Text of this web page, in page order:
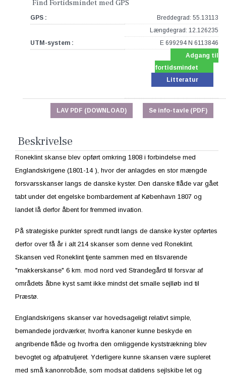
Find Fortidsmindet med GPS
GPS :
Breddegrad: 55.13113
Længdegrad: 12.126235
UTM-system :
E 699294 N 6113846
Adgang til
fortidsmindet
Litteratur
Se info-tavle (PDF)
LAV PDF (DOWNLOAD)
Beskrivelse
Roneklint skanse blev opført omkring 1808 i forbindelse med
Englandskrigene (1801-14 ), hvor der anlagdes en stor mængde
forsvarsskanser langs de danske kyster. Den danske flåde var gået
tabt under det engelske bombardement af København 1807 og
landet lå derfor åbent for fremmed invation.
På strategiske punkter spredt rundt langs de danske kyster opførtes
derfor over få år i alt 214 skanser som denne ved Roneklint.
Skansen ved Roneklint tjente sammen med en tilsvarende
"makkerskanse" 6 km. mod nord ved Strandegård til forsvar af
områdets åbne kyst samt ikke mindst det smalle sejlløb ind til
Præstø.
Englandskrigens skanser var hovedsageligt relativt simple,
bemandede jordværker, hvorfra kanoner kunne beskyde en
angribende flåde og hvorfra den omliggende kyststrækning blev
bevogtet og afpatruljeret. Yderligere kunne skansen være supleret
med små kanonrobåde, som modsat datidens sejlskibe let og